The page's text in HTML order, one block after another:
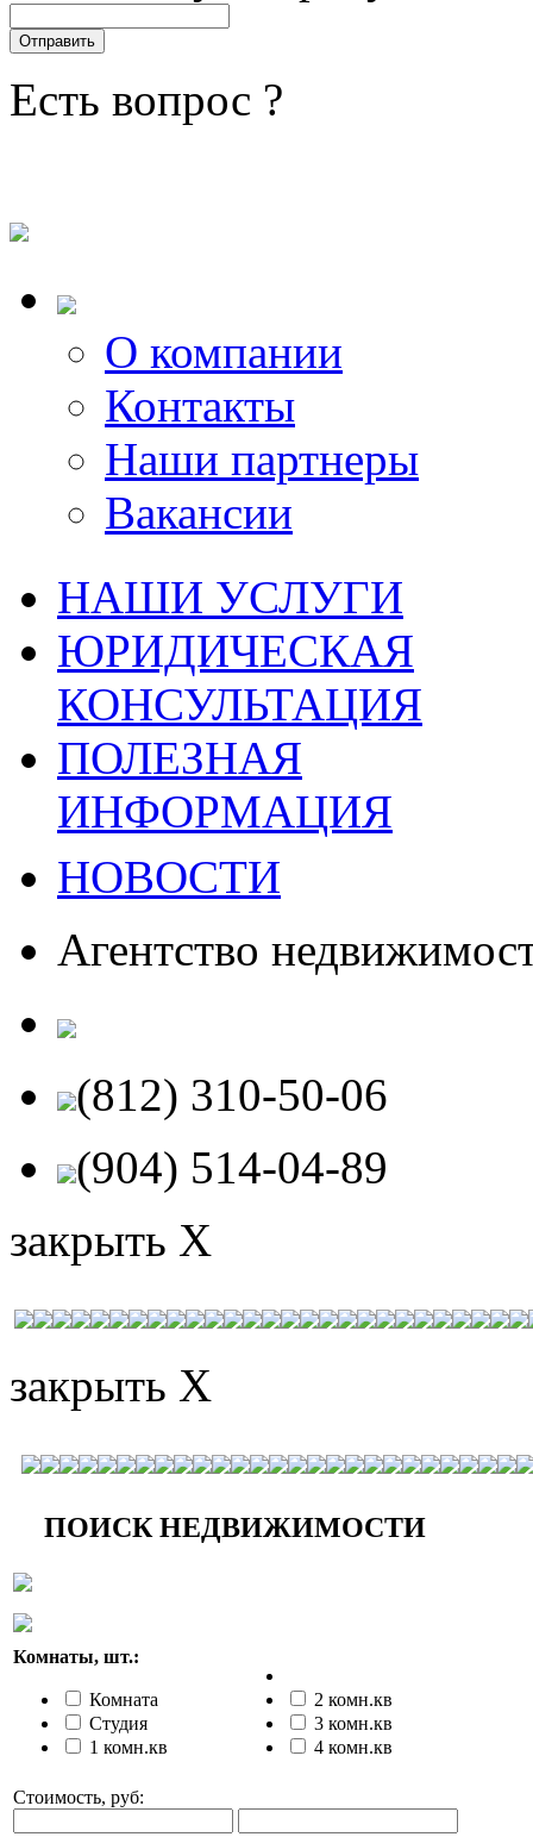
Есть вопрос ?
О компании
Контакты
Наши партнеры
Вакансии
НАШИ УСЛУГИ
ЮРИДИЧЕСКАЯ
КОНСУЛЬТАЦИЯ
ПОЛЕЗНАЯ
ИНФОРМАЦИЯ
НОВОСТИ
Агентство
(812) 310-50-06
(904) 514-04-89
закрыть X
закрыть X
ПОИСК НЕДВИЖИМОСТИ
Комнаты, шт.:
Комната
Студия
1 комн.кв
2 комн.кв
3 комн.кв
4 комн.кв
Стоимость, руб: